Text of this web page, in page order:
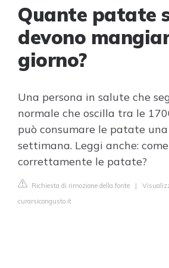
Quante patate
devono
giorno?
Una persona in salute che
normale che oscilla tra le
può consumare le patate
settimana. Leggi anche:
correttamente le patate?
Richiesta di rimozione della fonte |
curarsicongusto.it